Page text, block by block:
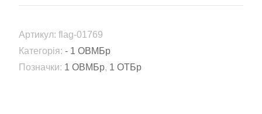
танкова
бригада
(1
ОТБр)
Артикул: flag-01769
Категорія: - 1 ОВМБр
Позначки: 1 ОВМБр, 1 ОТБр